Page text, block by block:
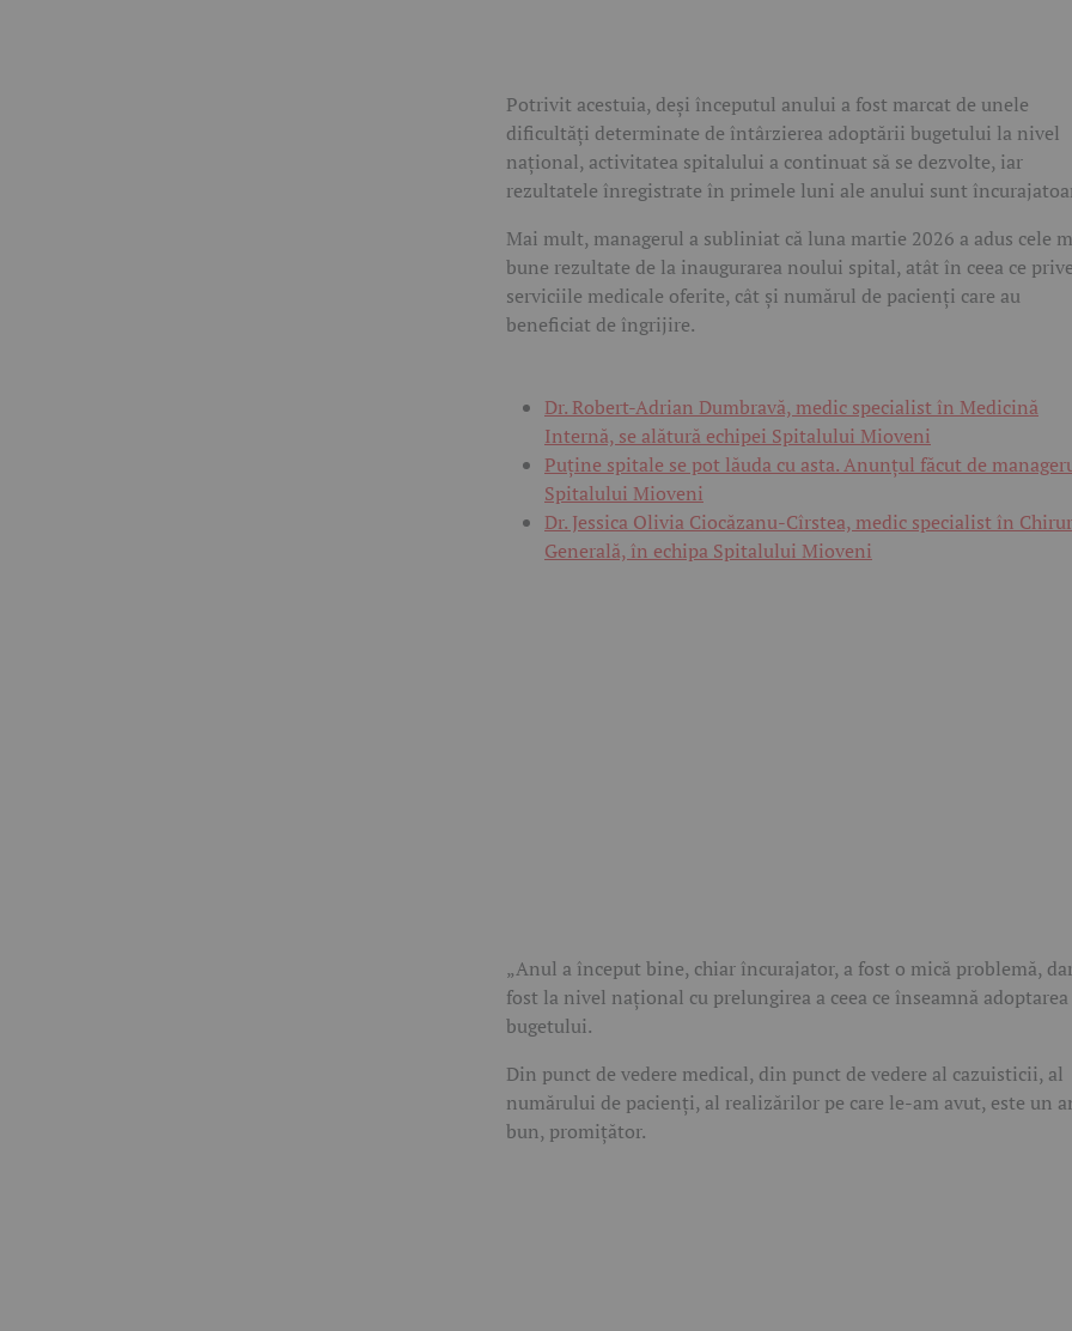
Potrivit acestuia, deși începutul anului a fost marcat de unele
dificultăți determinate de întârzierea adoptării bugetului la nivel
național, activitatea spitalului a continuat să se dezvolte, iar
rezultatele înregistrate în primele luni ale anului sunt
Mai mult, managerul a subliniat că luna martie 2026 a adus cele
bune rezultate de la inaugurarea noului spital, atât în ceea ce
serviciile medicale oferite, cât și numărul de pacienți care au
beneficiat de îngrijire.
Dr. Robert-Adrian Dumbravă, medic specialist în Medicină
Internă, se alătură echipei Spitalului Mioveni
Puține spitale se pot lăuda cu asta. Anunțul făcut de
Spitalului Mioveni
Dr. Jessica Olivia Ciocăzanu-Cîrstea, medic specialist în
Generală, în echipa Spitalului Mioveni
„Anul a început bine, chiar încurajator, a fost o mică problemă,
fost la nivel național cu prelungirea a ceea ce înseamnă adoptarea
bugetului.
Din punct de vedere medical, din punct de vedere al cazuisticii, al
numărului de pacienți, al realizărilor pe care le-am avut, este un
bun, promițător.